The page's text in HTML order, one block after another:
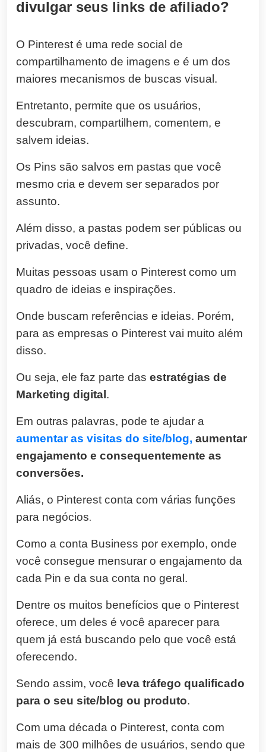
divulgar seus links de afiliado?
O Pinterest é uma rede social de
compartilhamento de imagens e é um dos
maiores mecanismos de buscas visual.
Entretanto, permite que os usuários,
descubram, compartilhem, comentem, e
salvem ideias.
Os Pins são salvos em pastas que você
mesmo cria e devem ser separados por
assunto.
Além disso, a pastas podem ser públicas ou
privadas, você define.
Muitas pessoas usam o Pinterest como um
quadro de ideias e inspirações.
Onde buscam referências e ideias. Porém,
para as empresas o Pinterest vai muito além
disso.
Ou seja, ele faz parte das estratégias de
Marketing digital .
Em outras palavras, pode te ajudar a
aumentar as visitas do site/blog, aumentar
engajamento e consequentemente as
conversões.
Aliás, o Pinterest conta com várias funções
para negócios.
Como a conta Business por exemplo, onde
você consegue mensurar o engajamento da
cada Pin e da sua conta no geral.
Dentre os muitos benefícios que o Pinterest
oferece, um deles é você aparecer para
quem já está buscando pelo que você está
oferecendo.
Sendo assim, você leva tráfego qualificado
para o seu site/blog ou produto.
Com uma década o Pinterest, conta com
mais de 300 milhôes de usuários, sendo que